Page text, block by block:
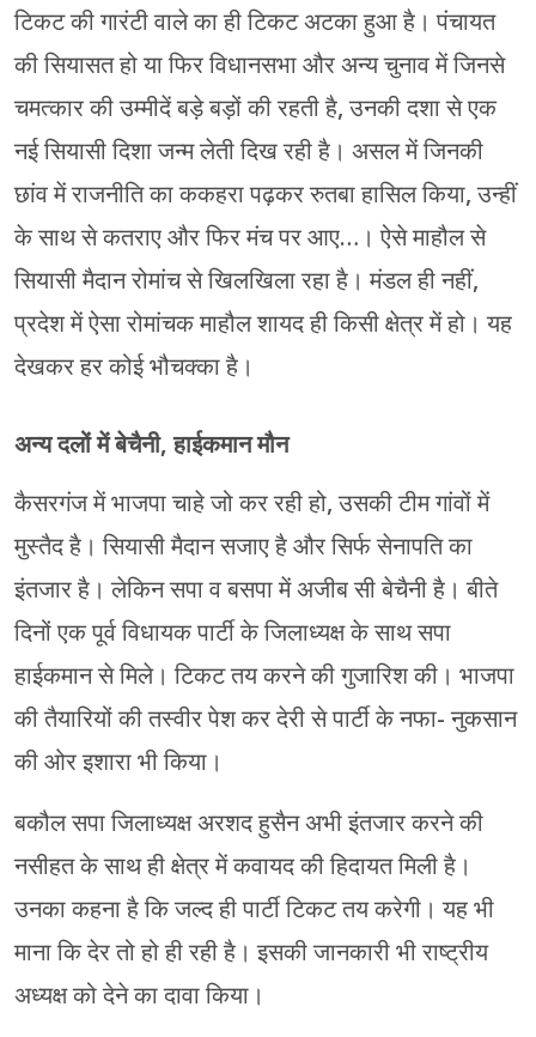
टिकट की गारंटी वाले का ही टिकट अटका हुआ है। पंचायत
की सियासत हो या फिर विधानसभा और अन्य चुनाव में जिनसे
चमत्कार की उम्मीदें बड़े बड़ों की रहती है, उनकी दशा से एक
नई सियासी दिशा जन्म लेती दिख रही है। असल में जिनकी
छांव में राजनीति का ककहरा पढ़कर रुतबा हासिल किया, उन्हीं
के साथ से कतराए और फिर मंच पर आए…। ऐसे माहौल से
सियासी मैदान रोमांच से खिलखिला रहा है। मंडल ही नहीं,
प्रदेश में ऐसा रोमांचक माहौल शायद ही किसी क्षेत्र में हो। यह
देखकर हर कोई भौचक्का है।
अन्य दलों में बेचैनी, हाईकमान मौन
कैसरगंज में भाजपा चाहे जो कर रही हो, उसकी टीम गांवों में
मुस्तैद है। सियासी मैदान सजाए है और सिर्फ सेनापति का
इंतजार है। लेकिन सपा व बसपा में अजीब सी बेचैनी है। बीते
दिनों एक पूर्व विधायक पार्टी के जिलाध्यक्ष के साथ सपा
हाईकमान से मिले। टिकट तय करने की गुजारिश की। भाजपा
की तैयारियों की तस्वीर पेश कर देरी से पार्टी के नफा- नुकसान
की ओर इशारा भी किया।
बकौल सपा जिलाध्यक्ष अरशद हुसैन अभी इंतजार करने की
नसीहत के साथ ही क्षेत्र में कवायद की हिदायत मिली है।
उनका कहना है कि जल्द ही पार्टी टिकट तय करेगी। यह भी
माना कि देर तो हो ही रही है। इसकी जानकारी भी राष्ट्रीय
अध्यक्ष को देने का दावा किया।